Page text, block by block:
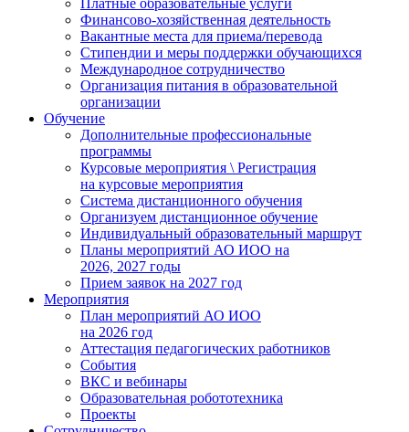
Платные образовательные услуги
Финансово-хозяйственная деятельность
Вакантные места для приема/перевода
Стипендии и меры поддержки обучающихся
Международное сотрудничество
Организация питания в образовательной
организации
Обучение
Дополнительные профессиональные
программы
Курсовые мероприятия \ Регистрация
на курсовые мероприятия
Система дистанционного обучения
Организуем дистанционное обучение
Индивидуальный образовательный маршрут
Планы мероприятий АО ИОО на
2026, 2027 годы
Прием заявок на 2027 год
Мероприятия
План мероприятий АО ИОО
на 2026 год
Аттестация педагогических работников
События
ВКС и вебинары
Образовательная робототехника
Проекты